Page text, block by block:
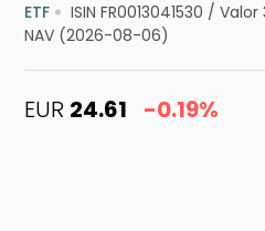
ETF ISIN FR0013041530 /Valor
NAV (2026-08-06)
EUR 24.61 -0.19%